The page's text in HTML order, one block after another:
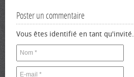
Poster un commentaire
Vous êtes identifié en tant qu'invité.